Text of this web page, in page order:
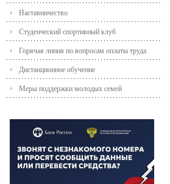
Наставничество
Студенческий спортивный клуб
Горячая линия по вопросам оплаты труда
Дистанционное обучение
Меры поддержки молодых семей